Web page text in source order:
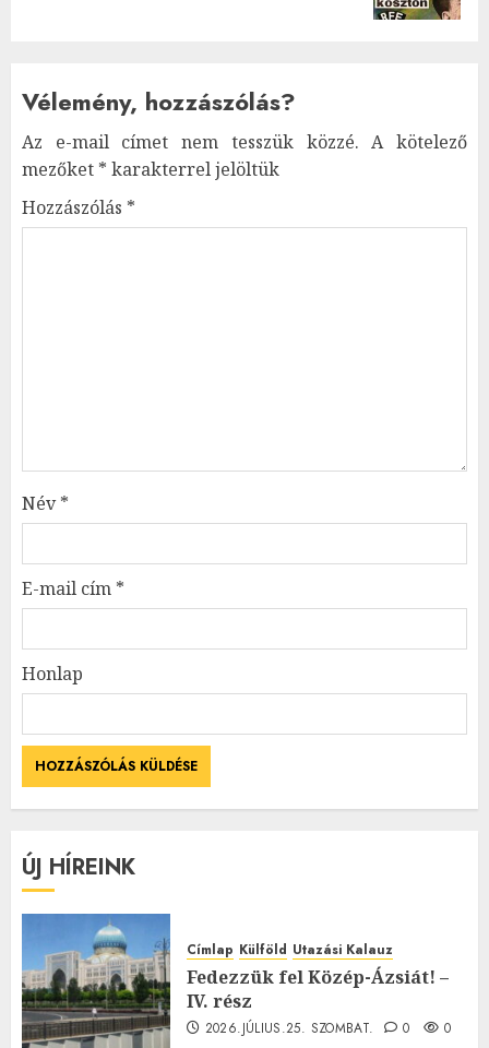
Vélemény, hozzászólás?
Az e-mail címet nem tesszük közzé. A kötelező
mezőket * karakterrel jelöltük
Hozzászólás *
Név*
E-mail cím *
Honlap
ÚJ HÍREINK
Címlap Külföld Utazási Kalauz
Fedezzük fel Közép-Ázsiát! –
IV. rész
2026.JÚLIUS.25. SZOMBAT. 0 0